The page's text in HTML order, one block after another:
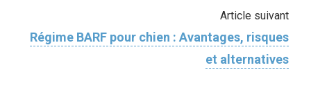
Article suivant
Régime BARF pour chien : Avantages, risques
et alternatives